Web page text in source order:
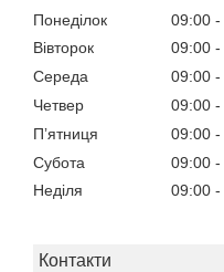
Понеділок 09:00
Вівторок
09:00
Середа
09:00
Четвер
09:00
Пʼятниця
09:00
Субота
09:00
Неділя
09:00
Контакти